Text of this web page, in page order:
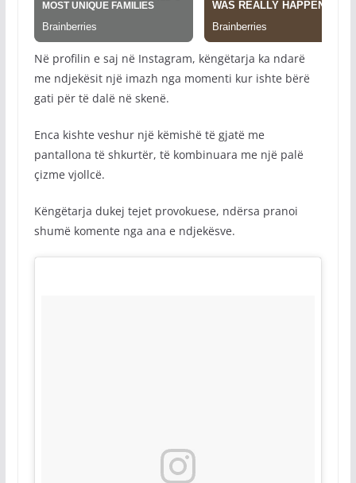
Në profilin e saj në Instagram, këngëtarja ka ndarë
me ndjekësit një imazh nga momenti kur ishte bërë
gati për të dalë në skenë.
Enca kishte veshur një këmishë të gjatë me
pantallona të shkurtër, të kombinuara me një palë
çizme vjollcë.
Këngëtarja dukej tejet provokuese, ndërsa pranoi
shumë komente nga ana e ndjekësve.